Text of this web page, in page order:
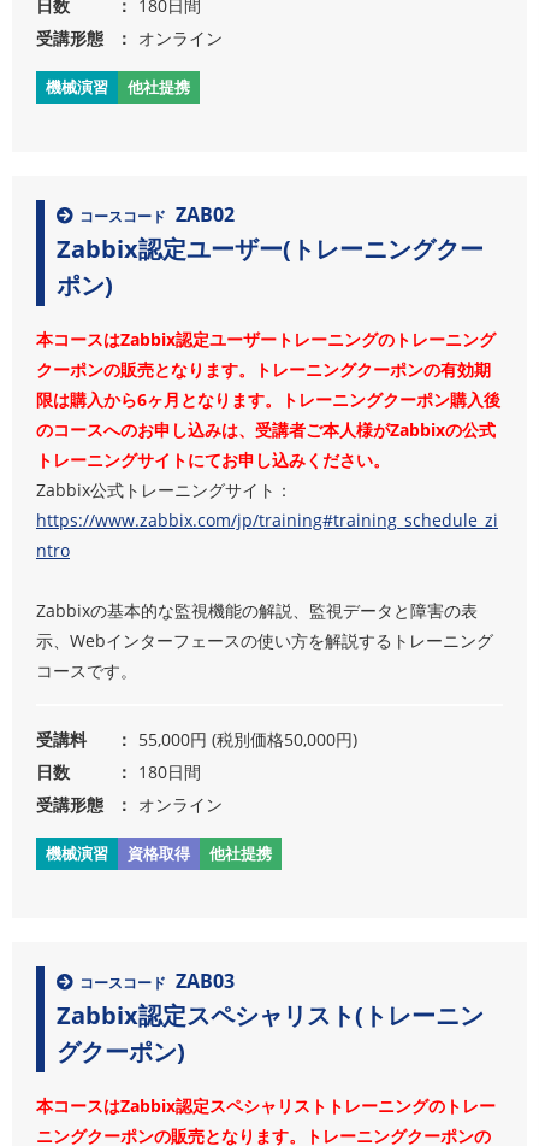
日数
180日間
受講形態
オンライン
機械演習 他社提携
コースコード ZAB02
Zabbix認定ユーザー(トレーニングクー
ポン)
本コースはZabbix認定ユーザートレーニングのトレーニング
クーポンの販売となります。トレーニングクーポンの有効期
限は購入から6ヶ月となります。トレーニングクーポン購入後
のコースへのお申し込みは、受講者ご本人様がZabbixの公式
トレーニングサイトにてお申し込みください。
Zabbix公式トレーニングサイト：
https://www.zabbix.com/jp/training#training_schedule_zi
ntro
Zabbixの基本的な監視機能の解説、監視データと障害の表
示、Webインターフェースの使い方を解説するトレーニング
コースです。
受講料
55,000円 (税別価格50,000円)
日数
180日間
受講形態
オンライン
機械演習 資格取得 他社提携
コースコード ZAB03
Zabbix認定スペシャリスト(トレーニン
グクーポン)
本コースはZabbix認定スペシャリストトレーニングのトレー
ニングクーポンの販売となります。トレーニングクーポンの